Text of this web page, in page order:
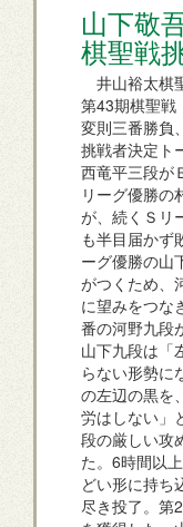
山下敬
棋聖戦
井山裕太棋
第43期棋聖戦
変則三番勝負
挑戦者決定ト
西竜平三段が
リーグ優勝の
が、続くＳリ
も半目届かず
ーグ優勝の山
がつくため、
に望みをつな
番の河野九段
山下九段は「
らない形勢に
の左辺の黒を
労はしない」
段の厳しい攻
た。6時間以
どい形に持ち
尽き投了。第